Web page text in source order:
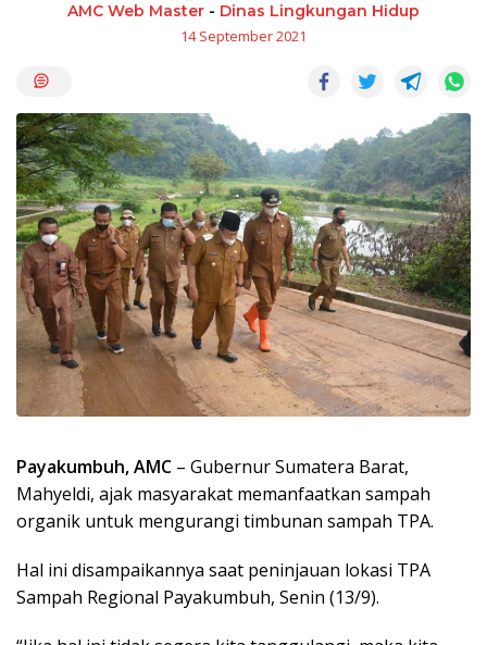
AMC Web Master - Dinas Lingkungan Hidup
14 September 2021
Payakumbuh, AMC – Gubernur Sumatera Barat,
Mahyeldi, ajak masyarakat memanfaatkan sampah
organik untuk mengurangi timbunan sampah TPA.
Hal ini disampaikannya saat peninjauan lokasi TPA
Sampah Regional Payakumbuh, Senin (13/9).